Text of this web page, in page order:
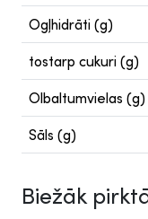
Ogļhidrāti (g)
tostarp cukuri (g)
Olbaltumvielas (g)
Sāls (g)
Biežāk